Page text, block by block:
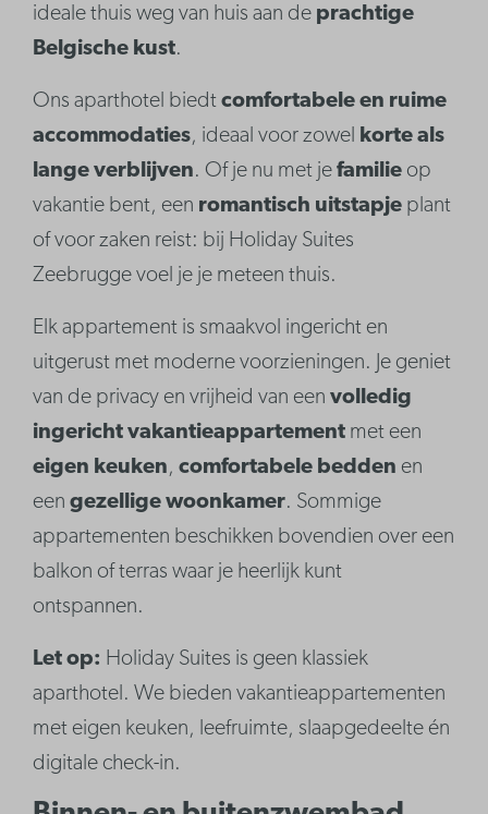
ideale thuis weg van huis aan de prachtige
Belgische kust.
Ons aparthotel biedtcomfortabele en ruime
accommodaties, ideaal voor zowel korte als
lange verblijven. Of je nu met jefamilie op
vakantie bent, een romantisch uitstapje plant
of voor zaken reist: bij Holiday Suites
Zeebrugge voel je je meteen thuis.
Elk appartement is smaakvol ingericht en
uitgerust met moderne voorzieningen. Je geniet
van de privacy en vrijheid van eenvolledig
ingericht vakantieappartement met een
eigen keuken,comfortabele bedden en
eengezellige woonkamer. Sommige
appartementen beschikken bovendien over een
balkon of terras waar je heerlijk kunt
ontspannen.
Let op: Holiday Suites is geen klassiek
aparthotel. We bieden vakantieappartementen
met eigen keuken, leefruimte, slaapgedeelte én
digitale check-in.